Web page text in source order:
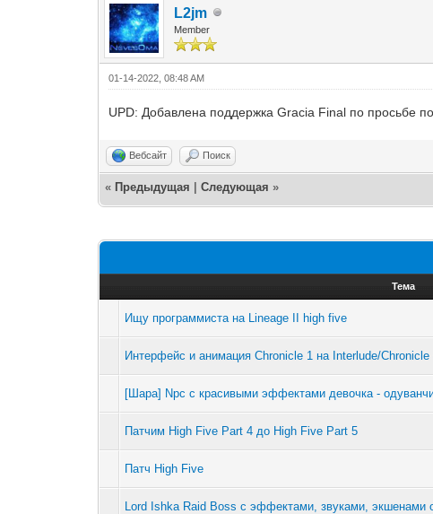
L2jm
Member
01-14-2022, 08:48 AM
UPD: Добавлена поддержка Gracia Final по просьбе
Вебсайт Поиск
« Предыдущая |Следующая»
Тема
Ищу программиста на Lineage II high five
Интерфейс и анимация Chronicle 1 на Interlude/Chronicle
[Шара] Npc с красивыми эффектами девочка -
Патчим High Five Part 4 до High Five Part 5
Патч High Five
Lord Ishka Raid Boss с эффектами, звуками, экшенами